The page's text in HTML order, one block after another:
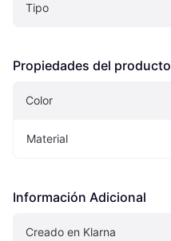
Tipo
Propiedades del producto
Color
Material
Información Adicional
Creado en Klarna